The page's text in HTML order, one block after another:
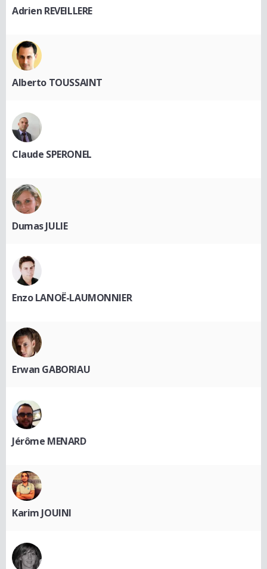
Adrien REVEILLERE
Alberto TOUSSAINT
Claude SPERONEL
Dumas JULIE
Enzo LANOË-LAUMONNIER
Erwan GABORIAU
Jérôme MENARD
Karim JOUINI